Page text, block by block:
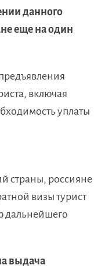
данного
еще на один
включая
уплаты
страны, россияне
визы турист
дальнейшего
выдача